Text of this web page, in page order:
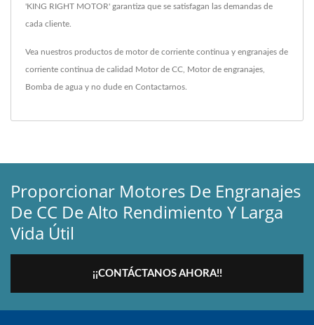
'KING RIGHT MOTOR' garantiza que se satisfagan las demandas de
cada cliente.
Vea nuestros productos de motor de corriente continua y engranajes de
corriente continua de calidad Motor de CC Motor de engranajes
Bomba de agua y no dude en Contactarnos
Proporcionar Motores De Engranajes
De CC De Alto Rendimiento Y Larga
Vida Útil
¡¡CONTÁCTANOS AHORA!!